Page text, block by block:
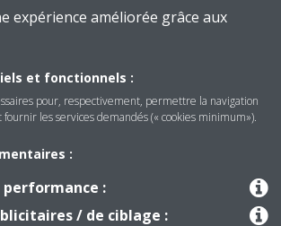
expérience améliorée grâce aux
et fonctionnels :
pour, respectivement, permettre la navigation
les services demandés (« cookies minimum»).
:
performance :
/ de ciblage :